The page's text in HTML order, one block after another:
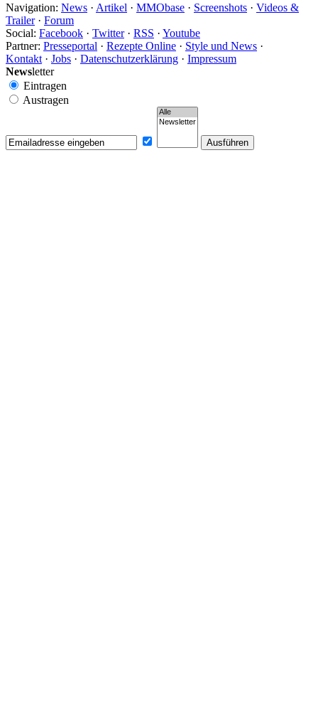
Navigation: News · Artikel · MMObase · Screenshots · Videos &
Trailer· Forum
Social: Facebook · Twitter· RSS · Youtube
Partner: Presseportal · Rezepte Online · Style und News ·
Kontakt · Jobs · Datenschutzerklärung · Impressum
Newsletter
Eintragen
Austragen